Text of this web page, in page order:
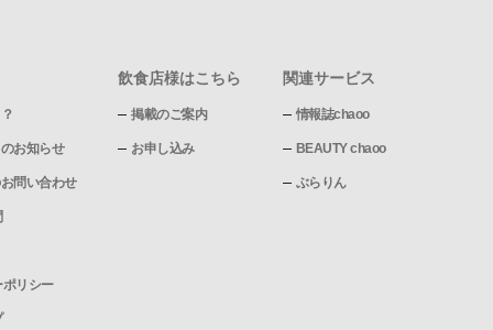
お知らせ
問い合わせ
リシー
飲食店様はこちら
掲載のご案内
お申し込み
関連サービス
情報誌chaoo
BEAUTY chaoo
ぶらりん